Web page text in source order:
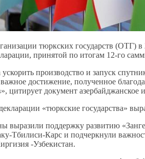
тюркских государств (ОТГ) в
принятой по итогам 12-го
ускорить производство и запуск
достижение, полученное
цитирует документ азербайджанское
«тюркские государства»
выразили поддержку развитию
Тбилиси-Карс и подчеркнули
-Узбекистан.